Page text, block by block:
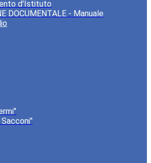
d'Istituto
DOCUMENTALE - Manuale
Sacconi"